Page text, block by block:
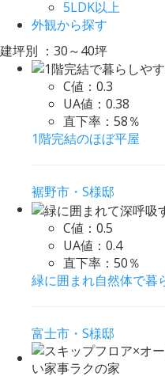
5LDK以上
外観から探す
建坪別 ：30～40坪
C値： 0.3
UA値： 0.38
直下率： 58％
1階完結のほぼ平屋
裾野市・S様邸
C値： 0.5
UA値： 0.4
直下率： 50％
緑に囲まれ自然体で暮
富士市・S様邸